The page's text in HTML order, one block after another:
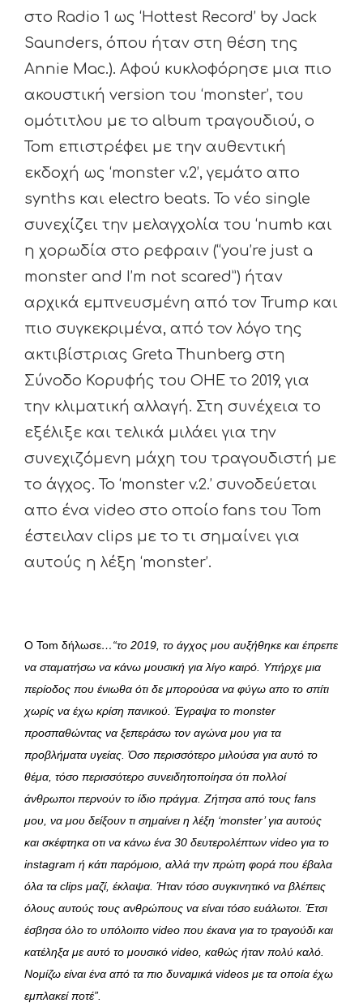
στο Radio 1 ως ‘Hottest Record’ by Jack
Saunders, όπου ήταν στη θέση της
Annie Mac.). Αφού κυκλοφόρησε μια πιο
ακουστική version του ‘monster’, του
ομότιτλου με το album τραγουδιού, ο
Tom επιστρέφει με την αυθεντική
εκδοχή ως ‘monster v.2’, γεμάτο απο
synths και electro beats. Το νέο single
συνεχίζει την μελαγχολία του ‘numb και
η χορωδία στο ρεφραιν (“you’re just a
monster and I’m not scared”) ήταν
αρχικά εμπνευσμένη από τον Trump και
πιο συγκεκριμένα, από τον λόγο της
ακτιβίστριας Greta Thunberg στη
Σύνοδο Κορυφής του ΟΗΕ το 2019, για
την κλιματική αλλαγή. Στη συνέχεια το
εξέλιξε και τελικά μιλάει για την
συνεχιζόμενη μάχη του τραγουδιστή με
το άγχος. Το ‘monster v.2.’ συνοδεύεται
απο ένα video στο οποίο fans του Tom
έστειλαν clips με το τι σημαίνει για
αυτούς η λέξη ‘monster’.
Ο Tom δήλωσε…“το 2019, το άγχος μου αυξήθηκε και έπρεπε
να σταματήσω να κάνω μουσική για λίγο καιρό. Υπήρχε μια
περίοδος που ένιωθα ότι δε μπορούσα να φύγω απο το σπίτι
χωρίς να έχω κρίση πανικού. Έγραψα το monster
προσπαθώντας να ξεπεράσω τον αγώνα μου για τα
προβλήματα υγείας. Όσο περισσότερο μιλούσα για αυτό το
θέμα, τόσο περισσότερο συνειδητοποίησα ότι πολλοί
άνθρωποι περνούν το ίδιο πράγμα. Ζήτησα από τους fans
μου, να μου δείξουν τι σημαίνει η λέξη ‘monster’ για αυτούς
και σκέφτηκα οτι να κάνω ένα 30 δευτερολέπτων video για το
instagram ή κάτι παρόμοιο, αλλά την πρώτη φορά που έβαλα
όλα τα clips μαζί, έκλαψα. Ήταν τόσο συγκινητικό να βλέπεις
όλους αυτούς τους ανθρώπους να είναι τόσο ευάλωτοι. Έτσι
έσβησα όλο το υπόλοιπο video που έκανα για το τραγούδι και
κατέληξα με αυτό το μουσικό video, καθώς ήταν πολύ καλό.
Νομίζω είναι ένα από τα πιο δυναμικά videos με τα οποία έχω
εμπλακεί ποτέ”.